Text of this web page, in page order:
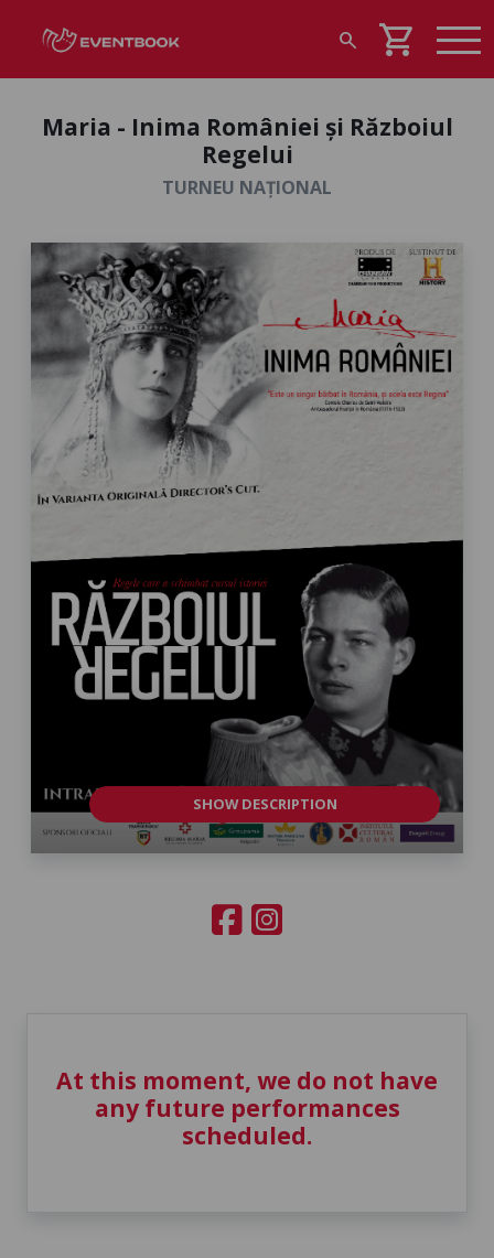
search shopping_cart
Maria - Inima României și Războiul
Regelui
TURNEU NAȚIONAL
SHOW DESCRIPTION
At this moment, we do not have
any future performances
scheduled.